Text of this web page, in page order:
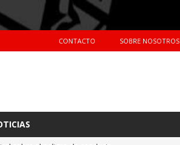
CONTACTO SOBRE NOSOTROS